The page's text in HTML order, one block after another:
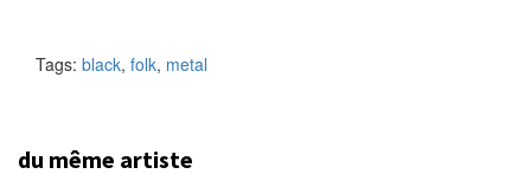
Tags: black, folk, metal
du même artiste